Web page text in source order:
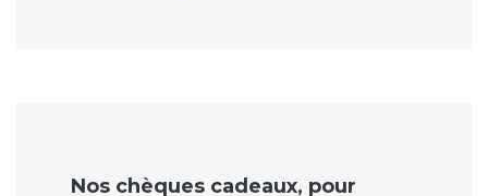
Nos chèques cadeaux, pour